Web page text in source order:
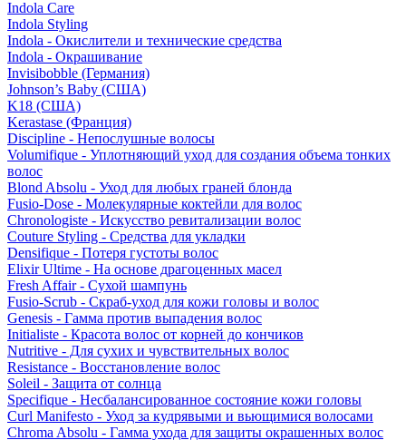
Indola Care
Indola Styling
Indola - Окислители и технические средства
Indola - Окрашивание
Invisibobble (Германия)
Johnson’s Baby (США)
K18 (США)
Kerastase (Франция)
Discipline - Непослушные волосы
Volumifique - Уплотняющий уход для создания объема тонких
волос
Blond Absolu - Уход для любых граней блонда
Fusio-Dose - Молекулярные коктейли для волос
Chronologiste - Искусство ревитализации волос
Couture Styling - Средства для укладки
Densifique - Потеря густоты волос
Elixir Ultime - На основе драгоценных масел
Fresh Affair - Сухой шампунь
Fusio-Scrub - Скраб-уход для кожи головы и волос
Genesis - Гамма против выпадения волос
Initialiste - Красота волос от корней до кончиков
Nutritive - Для сухих и чувствительных волос
Resistance - Восстановление волос
Soleil - Защита от солнца
Specifique - Несбалансированное состояние кожи головы
Curl Manifesto - Уход за кудрявыми и вьющимися волосами
Chroma Absolu - Гамма ухода для защиты окрашенных волос